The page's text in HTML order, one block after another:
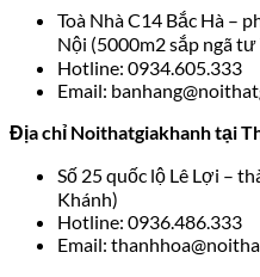
Toà Nhà C14 Bắc Hà –
Nội (5000m2 sắp ngã tư
Hotline: 0934.605.333
Email:
Địa chỉ Noithatgiakhanh tại
Số 25 quốc lộ Lê Lợi –
Khánh)
Hotline: 0936.486.333
Email: